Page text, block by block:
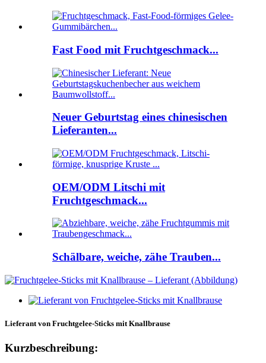
Fast Food mit Fruchtgeschmack...
Neuer Geburtstag eines chinesischen
Lieferanten...
OEM/ODM Litschi mit
Fruchtgeschmack...
Schälbare, weiche, zähe Trauben...
Lieferant von Fruchtgelee-Sticks mit Knallbrause
Kurzbeschreibung: